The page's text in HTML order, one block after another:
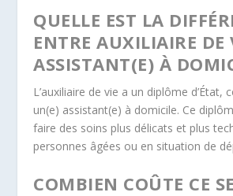
QUELLE EST LA
ENTRE AUXILIAIRE DE
ASSISTANT(E) À
L’auxiliaire de vie a un diplôme d’État,
un(e) assistant(e) à domicile. Ce
faire des soins plus délicats et plus
personnes âgées ou en situation de
COMBIEN COÛTE CE